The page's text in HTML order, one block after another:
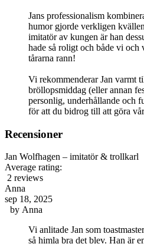
Jans professionalism
humor gjorde verkligen
imitatör av kungen är han
hade så roligt och både vi och
tårarna rann!
Vi rekommenderar Jan varmt
bröllopsmiddag (eller annan
personlig, underhållande och
för att du bidrog till att göra
Recensioner
Jan Wolfhagen – imitatör & trollkarl
Average rating:
2 reviews
Anna
sep 18, 2025
by Anna
Vi anlitade Jan som
så himla bra det blev. Han är